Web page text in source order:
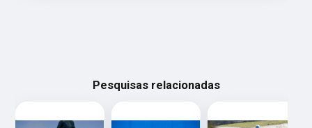
Pesquisas relacionadas